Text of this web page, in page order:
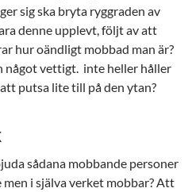
sig ska bryta ryggraden av
denne upplevt, följt av att
hur oändligt mobbad man är?
något vettigt. inte heller håller
putsa lite till på den ytan?
sådana mobbande personer
men i själva verket mobbar? Att